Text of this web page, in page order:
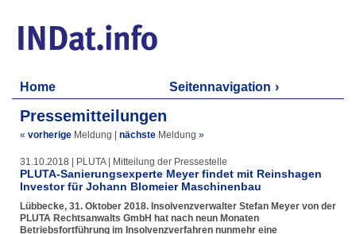
Home Seitennavigation
Pressemitteilungen
« vorherige Meldung nächste Meldung »
31.10.2018 | PLUTA | Mitteilung der Pressestelle
PLUTA-Sanierungsexperte Meyer findet mit Reinshagen
Investor für Johann Blomeier Maschinenbau
Lübbecke, 31. Oktober 2018. Insolvenzverwalter Stefan Meyer von der
PLUTA Rechtsanwalts GmbH hat nach neun Monaten
Betriebsfortführung im Insolvenzverfahren nunmehr eine